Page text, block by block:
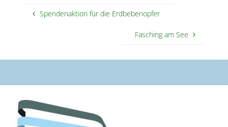
Spendenaktion für die Erdbebenopfer
Fasching am See